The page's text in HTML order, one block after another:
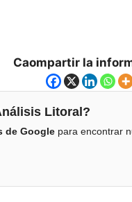
Caompartir la
Litoral?
de Google para encontrar